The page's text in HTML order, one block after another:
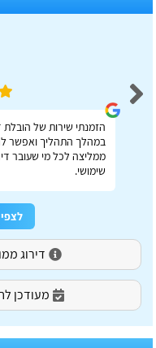
הזמנתי שירות של
במהלך התהליך ואפשר
ממליצה לכל מי שעובר
שימושי.
דירוג ממוצע 4.6 לפי
מעודכן